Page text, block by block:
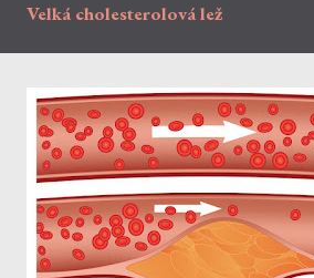
Velká cholesterolová lež